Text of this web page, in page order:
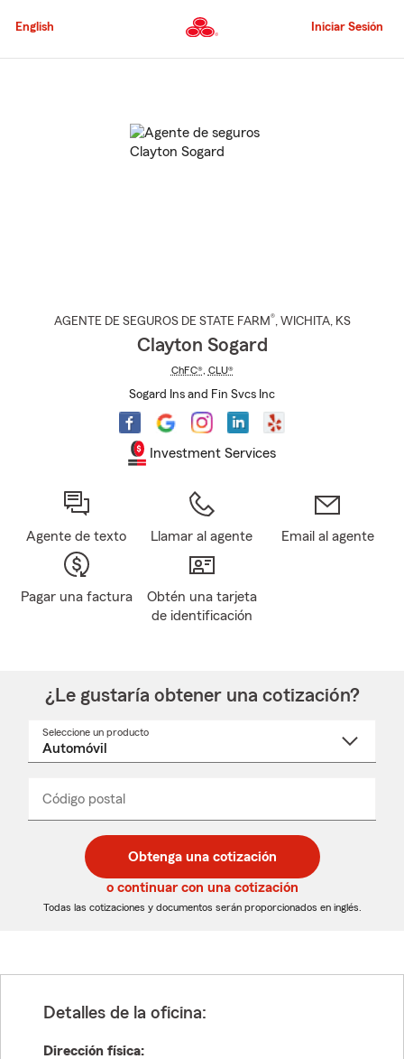
al
principal
English Iniciar Sesión
AGENTE DE SEGUROS DE STATE FARM®, WICHITA, KS
Clayton Sogard
ChFC®, CLU®
Sogard Ins and Fin Svcs Inc
Investment Services
Agente de texto Llamar al agente Email al agente
Pagar una factura
Obtén una tarjeta
de identificación
¿Le gustaría obtener una cotización?
Seleccione un producto
desplegable
Código postal
de
5
dígitos
de
5
dígitos
_____
Obtenga una cotización
o continuar con una cotización
Todas las cotizaciones y documentos serán proporcionados en inglés.
Detalles de la oficina:
Dirección física: